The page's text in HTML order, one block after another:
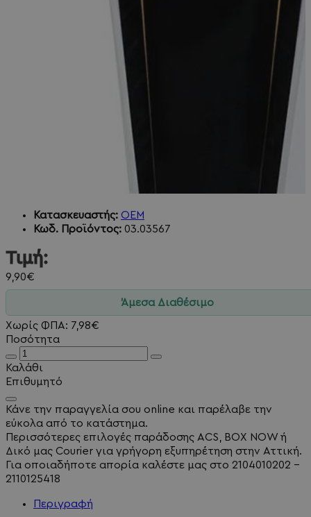
Κατασκευαστής: OEM
Κωδ. Προϊόντος: 03.03567
Τιμή:
9,90€
Άμεσα Διαθέσιμο
Χωρίς ΦΠΑ: 7,98€
Ποσότητα
Καλάθι
Επιθυμητό
Κάνε την παραγγελία σου online και παρέλαβε την
εύκολα από το κατάστημα.
Περισσότερες επιλογές παράδοσης ACS, BOX NOW ή
Δικό μας Courier για γρήγορη εξυπηρέτηση στην Αττική.
Για οποιαδήποτε απορία καλέστε μας στο 2104010202 -
2110125418
Περιγραφή